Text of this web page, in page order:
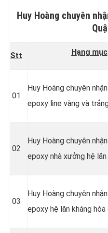
Huy Hoàng chuyên
Stt Hạng mục
01
Huy Hoàng chuyên
epoxy line vàng và
02
Huy Hoàng chuyên
epoxy nhà xưởng hệ lăn
03
Huy Hoàng chuyên
epoxy hệ lăn kháng